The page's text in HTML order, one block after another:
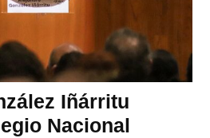
Iñárritu
Nacional